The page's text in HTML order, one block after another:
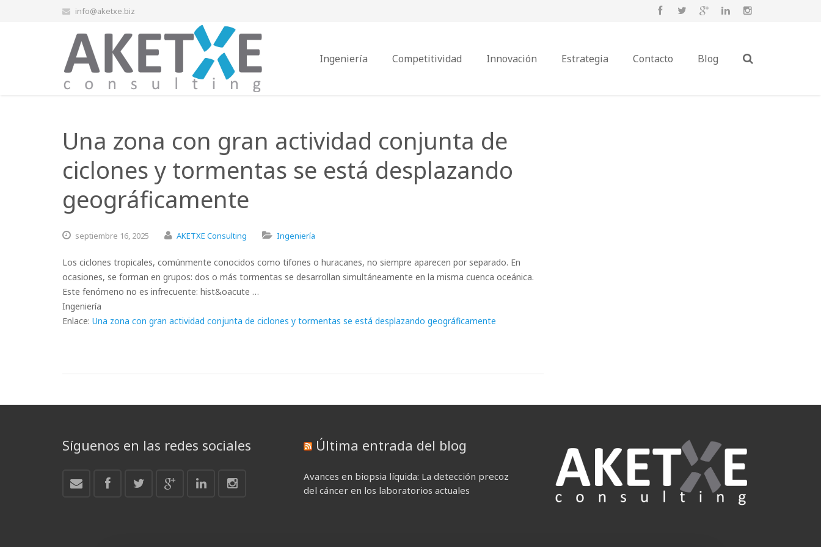
info@aketxe.biz
Ingeniería Competitividad Innovación Estrategia Contacto Blog
Una zona con gran actividad conjunta de
ciclones y tormentas se está desplazando
geográficamente
septiembre 16, 2025 AKETXE Consulting Ingeniería
Los ciclones tropicales, comúnmente conocidos como tifones o huracanes, no siempre aparecen por separado. En
ocasiones, se forman en grupos: dos o más tormentas se desarrollan simultáneamente en la misma cuenca oceánica.
Este fenómeno no es infrecuente: hist&oacute …
Ingeniería
Enlace: Una zona con gran actividad conjunta de ciclones y tormentas se está desplazando geográficamente
Síguenos en las redes sociales Última entrada del blog
Avances en biopsia líquida: La detección precoz
del cáncer en los laboratorios actuales